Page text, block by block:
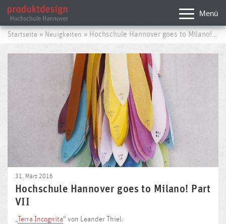
Menü
Startseite » Neuigkeiten » Hochschule Hannover goes to Milano! Part VII
31. März 2016
Hochschule Hannover goes to Milano! Part
VII
„ Terra Incognita“ von Leander Thiel: